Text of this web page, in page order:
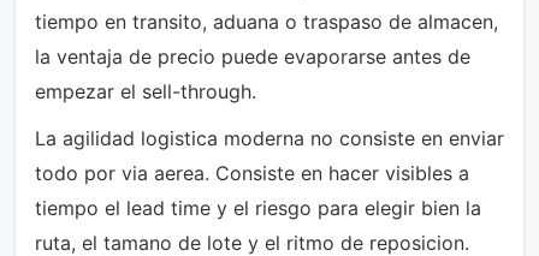
tiempo en transito, aduana o traspaso de almacen,
la ventaja de precio puede evaporarse antes de
empezar el sell-through.
La agilidad logistica moderna no consiste en enviar
todo por via aerea. Consiste en hacer visibles a
tiempo el lead time y el riesgo para elegir bien la
ruta, el tamano de lote y el ritmo de reposicion.